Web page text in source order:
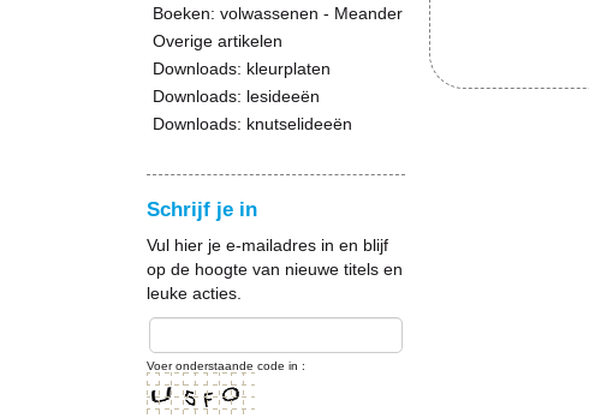
Boeken: volwassenen - Meander
Overige artikelen
Downloads: kleurplaten
Downloads: lesideeën
Downloads: knutselideeën
Schrijf je in
Vul hier je e-mailadres in en blijf
op de hoogte van nieuwe titels en
leuke acties.
Voer onderstaande code in :